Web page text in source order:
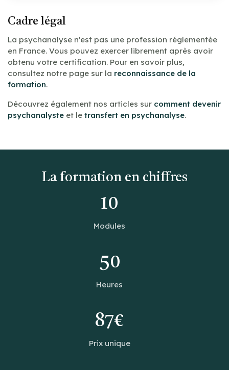
Cadre légal
La psychanalyse n'est pas une profession réglementée
en France. Vous pouvez exercer librement après avoir
obtenu votre certification. Pour en savoir plus,
consultez notre page sur la reconnaissance de la
formation.
Découvrez également nos articles sur comment devenir
psychanalyste et le transfert en psychanalyse.
La formation en chiffres
10
Modules
50
Heures
87€
Prix unique